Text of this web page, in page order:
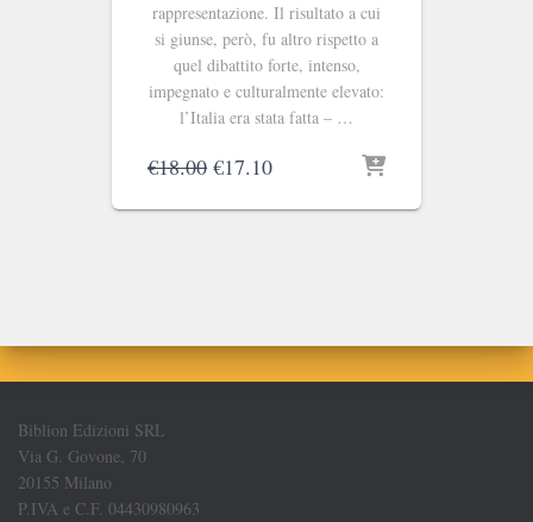
rappresentazione. Il risultato a cui
si giunse, però, fu altro rispetto a
quel dibattito forte, intenso,
impegnato e culturalmente elevato:
l’Italia era stata fatta – …
€18.00 Il
originale
€17.10Il
attuale
Biblion Edizioni SRL
Via G. Govone, 70
20155 Milano
P.IVA e C.F. 04430980963